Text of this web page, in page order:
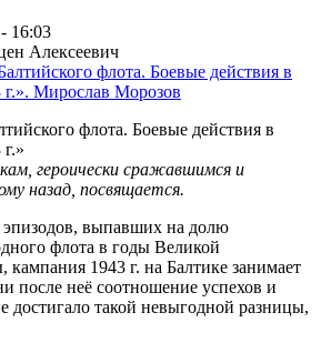
16:03
Алексеевич
флота. Боевые действия в
героически сражавшимся и
назад, посвящается.
эпизодов, выпавших на долю
флота в годы Великой
1943 г. на Балтике занимает
после неё соотношение успехов и
достигало такой невыгодной разницы,